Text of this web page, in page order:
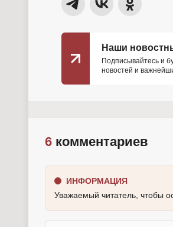
Наши
Подписывайтесь и
новостей и
6 комментариев
ИНФОРМАЦИЯ
Уважаемый читатель, чтобы